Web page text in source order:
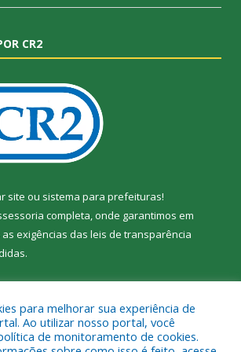
CR2
site ou sistema para prefeituras!
completa, onde garantimos em
exigências das leis de transparência
para melhorar sua experiência de
Ao utilizar nosso portal, você
de monitoramento de cookies.